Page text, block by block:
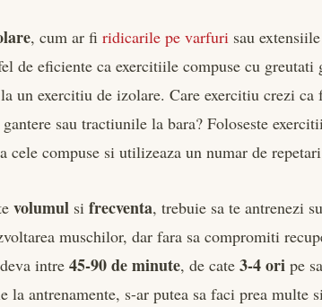
, cum ar firidicarile pe varfuri sau
de eficiente ca exercitiile compuse cu
un exercitiu de izolare. Care exercitiu crezi ca
sau tractiunile la bara? Foloseste
cele compuse si utilizeaza un numar de
volumul si frecventa, trebuie sa te antrenezi
muschilor, dar fara sa compromiti
intre45-90 de minute, de cate 3-4 ori pe
la antrenamente, s-ar putea sa faci prea multe